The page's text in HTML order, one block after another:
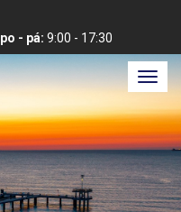
po - pá: 9:00 - 17:30